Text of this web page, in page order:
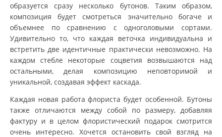
образуется сразу несколько бутонов. Таким образом,
композиция будет смотреться значительно богаче и
объемнее по сравнению с одноголовыми сортами.
Удивительно то, что каждая веточка индивидуальна и
встретить две идентичные практически невозможно. На
каждом стебле некоторые соцветия возвышаются над
остальными, делая композицию неповторимой и
уникальной, создавая эффект каскада.
Каждая новая работа флориста будет особенной. Бутоны
также отличаются между собой по размеру, добавляя
фактуру и в целом флористический подарок смотрится
очень интересно. Хочется остановить свой взгляд на